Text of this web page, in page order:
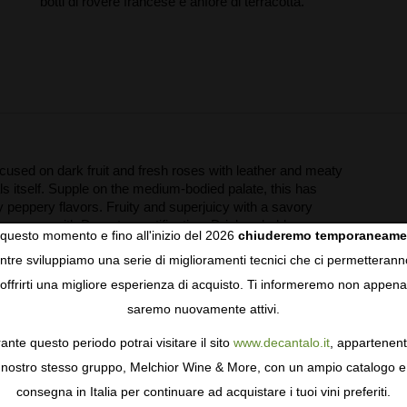
on dark fruit and fresh roses with leather and meaty
itself. Supple on the medium-bodied palate, this has
flavors. Fruity and superjuicy with a savory
grapes with Demeter certification. Drink or hold.
COOKIES
come i cookie per personalizzare e mejorar la tua
sulla privacy
per saperne di più, o gestisci le tue
Consenso.
momento e fino all'inizio del 2026 chiuderemo
sviluppiamo una serie di miglioramenti tecnici che ci
offrirti una migliore esperienza di acquisto. Ti informeremo non appena
saremo nuovamente attivi.
questo periodo potrai visitare il sito www.decantalo.it,
nostro stesso gruppo, Melchior Wine & More, con un ampio catalogo e
consegna in Italia per continuare ad acquistare i tuoi vini preferiti.